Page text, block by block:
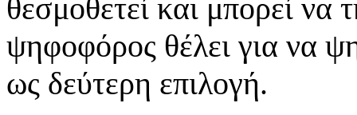
θεσμοθετεί και μπορεί να
ψηφοφόρος θέλει για να
ως δεύτερη επιλογή.